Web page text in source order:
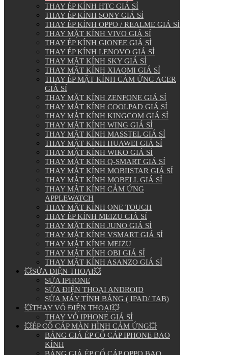
THAY ÉP KÍNH HTC GIÁ SỈ
THAY ÉP KÍNH SONY GIÁ SỈ
THAY ÉP KÍNH OPPO / REALME GIÁ SỈ
THAY MẶT KÍNH VIVO GIÁ SỈ
THAY ÉP KÍNH GIONEE GIÁ SỈ
THAY ÉP KÍNH LENOVO GIÁ SỈ
THAY MẶT KÍNH SKY GIÁ SỈ
THAY MẶT KÍNH XIAOMI GIÁ SỈ
THAY ÉP MẶT KÍNH CẢM ỨNG ACER
GIÁ SỈ
THAY MẶT KÍNH ZENFONE GIÁ SỈ
THAY MẶT KÍNH COOLPAD GIÁ SỈ
THAY MẶT KÍNH KINGCOM GIÁ SỈ
THAY MẶT KÍNH WING GIÁ SỈ
THAY MẶT KÍNH MASSTEL GIÁ SỈ
THAY MẶT KÍNH HUAWEI GIÁ SỈ
THAY MẶT KÍNH WIKO GIÁ SỈ
THAY MẶT KÍNH Q-SMART GIÁ SỈ
THAY MẶT KÍNH MOBIISTAR GIÁ SỈ
THAY MẶT KÍNH MOBELL GIÁ SỈ
THAY MẶT KÍNH CẢM ỨNG
APPLEWATCH
THAY MẶT KÍNH ONE TOUCH
THAY ÉP KÍNH MEIZU GIÁ SỈ
THAY MẶT KÍNH JUNO GIÁ SỈ
THAY MẶT KÍNH VSMART GIÁ SỈ
THAY MẶT KÍNH MEIZU
THAY MẶT KÍNH OBI GIÁ SỈ
THAY MẶT KÍNH ASANZO GIÁ SỈ
💥SỬA ĐIỆN THOẠI💥
SỬA IPHONE
SỬA ĐIỆN THOẠI ANDROID
SỬA MÁY TÍNH BẢNG ( IPAD/ TAB)
💥THAY VỎ ĐIỆN THOẠI💥
THAY VỎ IPHONE GIÁ SỈ
💥ÉP CỔ CÁP MÀN HÌNH CẢM ỨNG💥
BẢNG GIÁ ÉP CỔ CÁP IPHONE BAO
KÍNH